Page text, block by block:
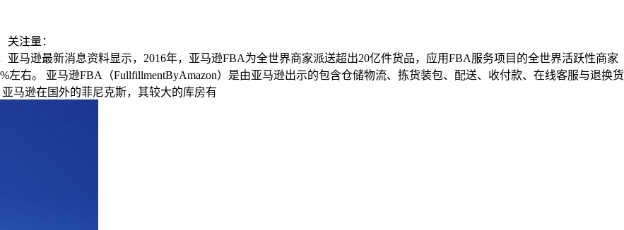
关注量：
马逊最新消息资料显示，2016年，亚马逊FBA为全世界商家派送超出20亿件货品，应用FBA服务项目的全世界活跃性商家
右。 亚马逊FBA（FullfillmentByAmazon）是由亚马逊出示的包含仓储物流、拣货装包、配送、收付款、在线客服与退换货
马逊在国外的菲尼克斯，其较大的库房有